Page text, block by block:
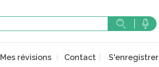
Mes révisions Contact S'enregistrer